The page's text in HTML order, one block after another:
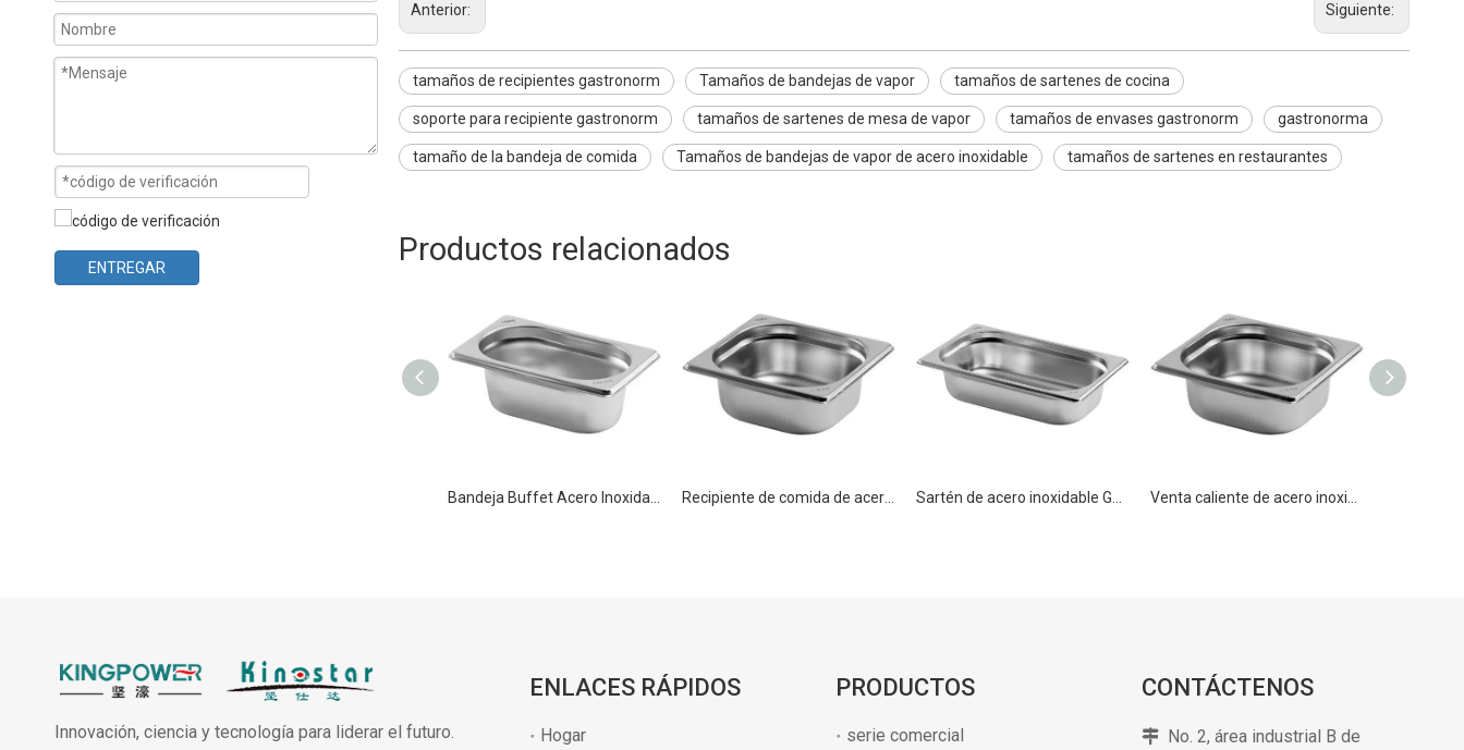
ENTREGAR
Anterior: Siguiente:
tamaños de recipientes gastronorm Tamaños de bandejas de vapor tamaños de sartenes de cocina
soporte para recipiente gastronorm tamaños de sartenes de mesa de vapor tamaños de envases gastronorm gastronorma
tamaño de la bandeja de comida Tamaños de bandejas de vapor de acero inoxidable tamaños de sartenes en restaurantes
Productos relacionados
Innovación, ciencia y tecnología para liderar el futuro.
ENLACES RÁPIDOS
Hogar
PRODUCTOS
serie comercial
CONTÁCTENOS
 No. 2, área industrial B de